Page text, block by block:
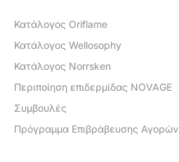
Κατάλογος Oriflame
Κατάλογος Wellosophy
Κατάλογος Norrsken
Περιποίηση επιδερμίδας NOVAGE
Συμβουλές
Πρόγραμμα Επιβράβευσης Αγορών